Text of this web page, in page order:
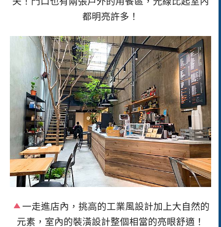
都明亮許多！
一走進店內，挑高的工業風設計加上大自然的
元素，室內的裝潢設計整個相當的亮眼舒適！